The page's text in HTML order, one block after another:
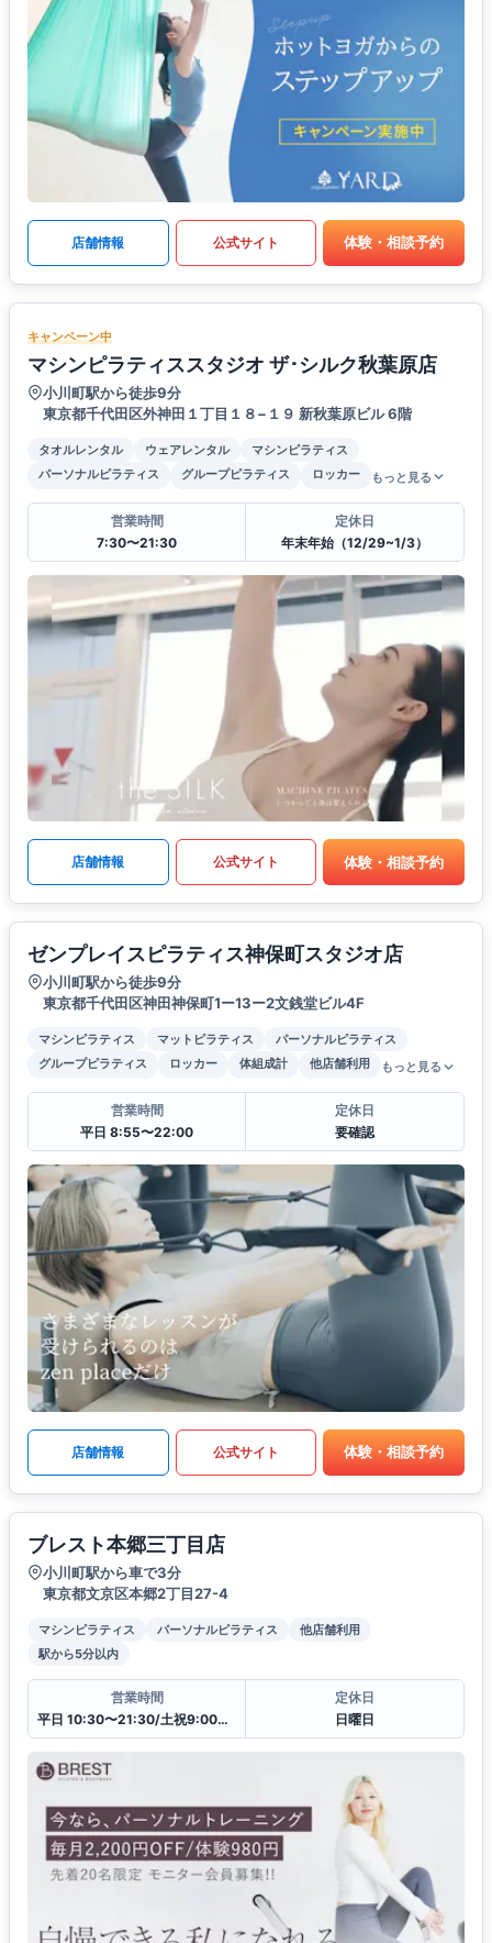
店舗情報 公式サイト 体験・相談予約
キャンペーン中
マシンピラティススタジオ ザ･シルク秋葉原店
小川町駅から徒歩9分
東京都千代田区外神田１丁目１８−１９ 新秋葉原ビル 6階
タオルレンタル ウェアレンタル
マシンピラティス
パーソナルピラティス
グループピラティス ロッカー もっと見る
営業時間
7:30〜21:30
定休日
年末年始（12/29~1/3）
店舗情報 公式サイト 体験・相談予約
ゼンプレイスピラティス神保町スタジオ店
小川町駅から徒歩9分
東京都千代田区神田神保町1ー13ー2文銭堂ビル4F
マシンピラティス マットピラティス
パーソナルピラティス
グループピラティス
ロッカー 体組成計 他店舗利用 もっと見る
営業時間
平日 8:55〜22:00
定休日
要確認
店舗情報 公式サイト 体験・相談予約
ブレスト本郷三丁目店
小川町駅から車で3分
東京都文京区本郷2丁目27-4
マシンピラティス パーソナルピラティス
他店舗利用
駅から5分以内
営業時間
平日 10:30〜21:30/土祝9:00〜20:00
定休日
日曜日